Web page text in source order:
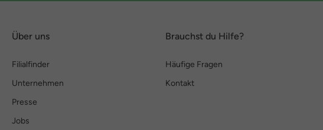
Über uns
Filialfinder
Unternehmen
Presse
Jobs
Brauchst du Hilfe?
Häufige Fragen
Kontakt